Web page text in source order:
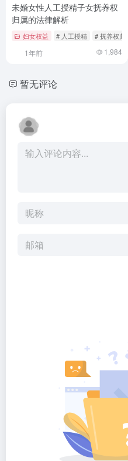
未婚女性人工授精子女抚养权
归属的法律解析
妇女权益 # 人工授精 # 抚养权归属
1年前 1,984
暂无评论